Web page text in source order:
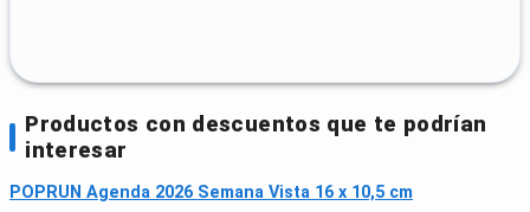
Productos con descuentos que te podrían
interesar
POPRUN Agenda 2026 Semana Vista 16 x 10,5 cm